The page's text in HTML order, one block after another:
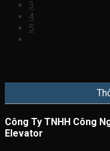
3
4
5
Công Ty TNHH Công
Elevator